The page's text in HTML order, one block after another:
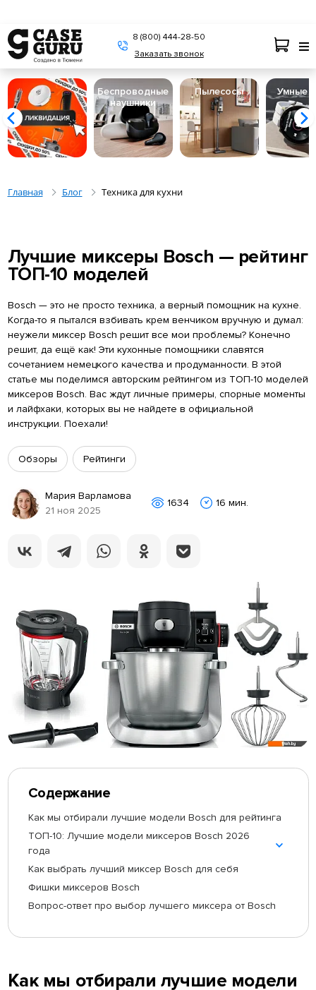
8 (800) 444-28-50
Заказать звонок
Беспроводные
наушники
Пылесосы Умные
Главная Блог Техника для кухни
Лучшие миксеры Bosch — рейтинг
ТОП-10 моделей
Bosch — это не просто техника, а верный помощник на кухне.
Когда-то я пытался взбивать крем венчиком вручную и думал:
неужели миксер Bosch решит все мои проблемы? Конечно
решит, да ещё как! Эти кухонные помощники славятся
сочетанием немецкого качества и продуманности. В этой
статье мы поделимся авторским рейтингом из ТОП-10 моделей
миксеров Bosch. Вас ждут личные примеры, спорные моменты
и лайфхаки, которых вы не найдете в официальной
инструкции. Поехали!
Мария Варламова
21 ноя 2025
1634 16 мин.
Обзоры Рейтинги
Содержание
Как мы отбирали лучшие модели Bosch для рейтинга
ТОП-10: Лучшие модели миксеров Bosch 2026
года
Как выбрать лучший миксер Bosch для себя
Фишки миксеров Bosch
Вопрос-ответ про выбор лучшего миксера от Bosch
Как мы отбирали лучшие модели